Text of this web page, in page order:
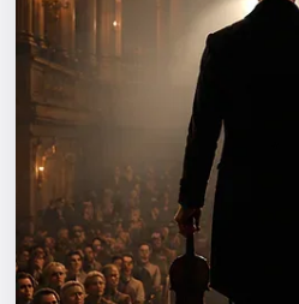
События
Города
Площадки
Артисты
Рейтинги